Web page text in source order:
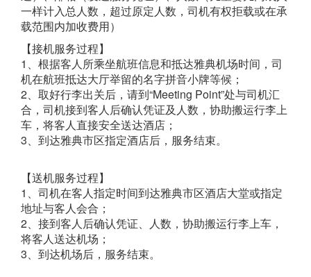
一样计入总人数，超过原定人数，司机有权拒载或在承
载范围内加收费用）
【接机服务过程】
1、根据客人所乘坐航班信息和抵达雅典机场时间，司
机在航班抵达大厅举留的名字拼音小牌等候；
2、取好行李出关后，请到“Meeting Point”处与司机汇
合，司机接到客人后确认凭证及人数，协助搬运行李上
车，将客人直接安全送达酒店；
3、到达雅典市区指定酒店后，服务结束。
【送机服务过程】
1、司机在客人指定时间到达雅典市区酒店大堂或指定
地址与客人会合；
2、接到客人后确认凭证、人数，协助搬运行李上车，
将客人送达机场；
3、到达机场后，服务结束。